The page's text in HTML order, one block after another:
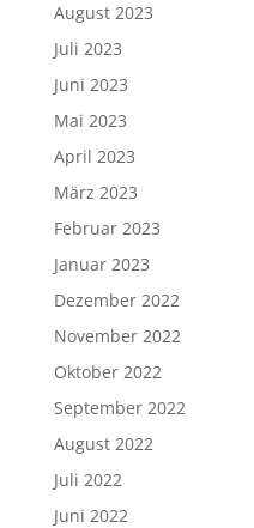
August 2023
Juli 2023
Juni 2023
Mai 2023
April 2023
März 2023
Februar 2023
Januar 2023
Dezember 2022
November 2022
Oktober 2022
September 2022
August 2022
Juli 2022
Juni 2022